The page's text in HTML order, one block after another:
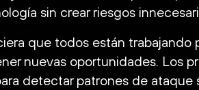
sin crear riesgos
que todos están trabajando
nuevas oportunidades. Los
detectar patrones de ataque